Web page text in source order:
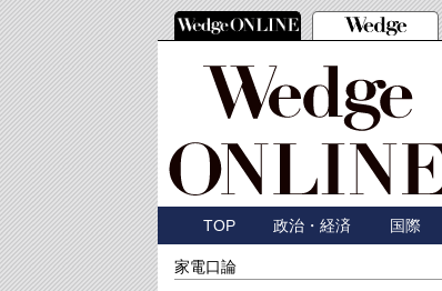
TOP 政治・経済 国際
家電口論